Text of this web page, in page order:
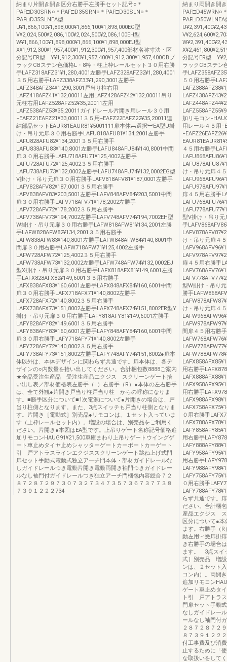
納まり片開き開き区分右勝手左勝手セット記号○＊
PAF□D30SRN○＊PAF□D35SRN○＊PAF□D30SLN○＊
PAF□D35SLNEA型
U¥1,866,100¥1,898,000¥1,866,100¥1,898,000EG型
V¥2,024,500¥2,086,100¥2,024,500¥2,086,100EH型
W¥1,866,100¥1,898,000¥1,866,100¥1,898,000EJ型
X¥1,912,300¥1,957,400¥1,912,300¥1,957,400部材名称寸法・区
分記号ER型 Y¥1,912,300¥1,957,400¥1,912,300¥1,957,400CBブ
ラックCBステン色価格L・8枠・柱上枠レールセット３０用右勝
手LAFZ318AFZ31¥1,280,4001左勝手LAFZ328AFZ32¥1,280,4001
３５用右勝手LAFZ338AFZ33¥1,290,3001左勝手
LAFZ348AFZ34¥1,290,3001戸当り柱右用
LAFZ418AFZ41¥132,00011左用LAFZ428AFZ42¥132,00011吊り
元柱右用LAFZ528AFZ52¥35,20011左用
LAFZ538AFZ53¥35,20011ガイドレール片開き用レール３０用
−EAFZ21EAFZ21¥33,00011３５用−EAFZ22EAFZ22¥35,20011連
結部品セットEAUR81EAUR81¥5001111扉本体︻選択︼EA型U掛
け・吊り元扉３０用右勝手LAFU818AFU81¥134,2001左勝手
LAFU828AFU82¥134,2001３５用右勝手
LAFU838AFU83¥140,8001左勝手LAFU848AFU84¥140,8001中間
扉３０用右勝手LAFU718AFU71¥125,4002左勝手
LAFU728AFU72¥125,4002３５用右勝手
LAFU738AFU73¥132,0002左勝手LAFU748AFU74¥132,0002EG型
V掛け・吊り元扉３０用右勝手LAFV818AFV81¥187,0001左勝手
LAFV828AFV82¥187,0001３５用右勝手
LAFV838AFV83¥203,5001左勝手LAFV848AFV84¥203,5001中間
扉３０用右勝手LAFV718AFV71¥178,2002左勝手
LAFV728AFV72¥178,2002３５用右勝手
LAFV738AFV73¥194,7002左勝手LAFV748AFV74¥194,7002EH型
W掛け・吊り元扉３０用右勝手LAFW818AFW81¥134,2001左勝
手LAFW828AFW82¥134,2001３５用右勝手
LAFW838AFW83¥140,8001左勝手LAFW848AFW84¥140,8001中
間扉３０用右勝手LAFW718AFW71¥125,4002左勝手
LAFW728AFW72¥125,4002３５用右勝手
LAFW738AFW73¥132,0002左勝手LAFW748AFW74¥132,0002EJ
型X掛け・吊り元扉３０用右勝手LAFX818AFX81¥149,6001左勝
手LAFX828AFX82¥149,6001３５用右勝手
LAFX838AFX83¥160,6001左勝手LAFX848AFX84¥160,6001中間
扉３０用右勝手LAFX718AFX71¥140,8002左勝手
LAFX728AFX72¥140,8002３５用右勝手
LAFX738AFX73¥151,8002左勝手LAFX748AFX74¥151,8002ER型Y
掛け・吊り元扉３０用右勝手LAFY818AFY81¥149,6001左勝手
LAFY828AFY82¥149,6001３５用右勝手
LAFY838AFY83¥160,6001左勝手LAFY848AFY84¥160,6001中間
扉３０用右勝手LAFY718AFY71¥140,8002左勝手
LAFY728AFY72¥140,8002３５用右勝手
LAFY738AFY73¥151,8002左勝手LAFY748AFY74¥151,8002●扉本
体以外は、本体デザインに関わらず共通です。扉本体は、各デ
ザインの○内数量を拾い出してください。合計梱包数8888ご案内
★全品受注生産品 受注生産品エクジス スクリーンゲート拾
い出し表／部材価格表左勝手（L）右勝手（R）●本体の左右勝手
は、全て外観●片開き戸当り柱戸当り柱 からの呼称になりま
す。■勝手区分について■1次電源について●片開きの場合は、戸
当り柱側となります。また、3点スイッチも戸当り柱側となりま
す。片開き［電動式］別売品●リモコンは、１セット入っていま
す（上枠レールセット内）。増設の場合は、別売品をご利用く
ださい。片開き●本図はEA型です。上吊りゲート名称記号価格追
加リモコンHAUG91¥21,500車庫まわり上吊りゲートウイングゲ
ート車止めタイヤ止めシャッターゲートカーポートカーゲート
引 戸アトラスラインエクジススクリーンゲート跳ね上げ式門
扉セット手動式電動式独立アーチ門本体・部材ガイドレールな
しガイドレールつき電動片開き電動両開き袖門つきガイドレー
ルなし袖門付ガイドレールつき独立アーチ門梱包内容総合７２
８７２８７２９７３０７３２７３４７３５７３６７３７７３８
７３９１２２２734
納まり両開き開
PAF□D45WRN○
分記号ER型
ラックCBステン
手
５０用右勝手
加リモコン
用レール４５用
４５用右勝手
け・吊り元扉４
扉４５用右勝手
型V掛け・吊り元
手
け・吊り元扉４
扉４５用右勝手
型W掛け・吊り
勝手
け・吊り元扉４
間扉４５用右勝
用右勝手
用右勝手
０用右勝手
用右勝手
用右勝手
０用右勝手
らず共通です。
ださい。合計梱
産品エクジス ス
区分について●
ます。右勝手（
動左用︶受扉掛
き右勝手の場合
ます。 3点スイ
式］別売品 増設
ンは、２セット
コン内）。両開
追加リモコン
ゲート車止めタ
ト引 戸アトラ
門扉セット手動
なしガイドレー
ールなし袖門付
２８７２８７２
８７３９１２２
付工事費及び消
止するために「
な取扱いをして